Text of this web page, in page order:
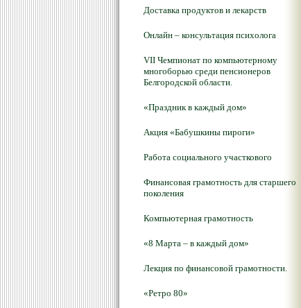
Доставка продуктов и лекарств
Онлайн – консультация психолога
VII Чемпионат по компьютерному
многоборью среди пенсионеров
Белгородской области.
«Праздник в каждый дом»
Акция «Бабушкины пироги»
Работа социального участкового
Финансовая грамотность для старшего
поколения
Компьютерная грамотность
«8 Марта – в каждый дом»
Лекция по финансовой грамотности.
«Ретро 80»